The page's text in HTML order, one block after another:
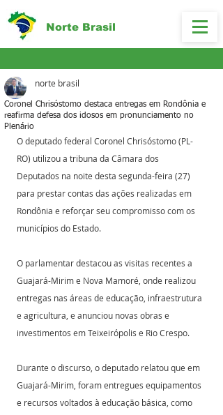
Norte Brasil
Coronel Chrisóstomo destaca entregas em Rondônia e
reafirma defesa dos idosos em pronunciamento no
Plenário
norte brasil
O deputado federal Coronel Chrisóstomo (PL-
RO) utilizou a tribuna da Câmara dos
Deputados na noite desta segunda-feira (27)
para prestar contas das ações realizadas em
Rondônia e reforçar seu compromisso com os
municípios do Estado.
O parlamentar destacou as visitas recentes a
Guajará-Mirim e Nova Mamoré, onde realizou
entregas nas áreas de educação, infraestrutura
e agricultura, e anunciou novas obras e
investimentos em Teixeirópolis e Rio Crespo.
Durante o discurso, o deputado relatou que em
Guajará-Mirim, foram entregues equipamentos
e recursos voltados à educação básica, como